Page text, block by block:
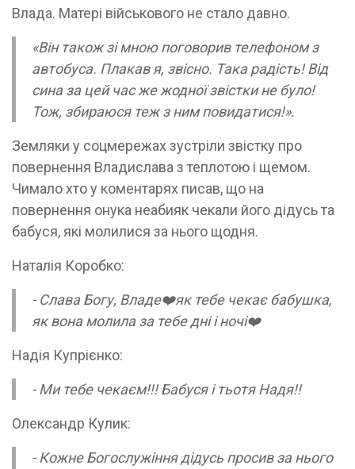
Влада. Матері військового не стало давно.
«Він також зі мною поговорив телефоном з
автобуса. Плакав я, звісно. Така радість! Від
сина за цей час же жодної звістки не було!
Тож, збираюся теж з ним повидатися!».
Земляки у соцмережах зустріли звістку про
повернення Владислава з теплотою і щемом.
Чимало хто у коментарях писав, що на
повернення онука неабияк чекали його дідусь та
бабуся, які молилися за нього щодня.
Наталія Коробко:
- Слава Богу, Владе❤️як тебе чекає бабушка,
як вона молила за тебе дні і ночі❤️
Надія Купрієнко:
- Ми тебе чекаєм!!! Бабуся і тьотя Надя!!
Олександр Кулик:
- Кожне Богослужіння дідусь просив за нього